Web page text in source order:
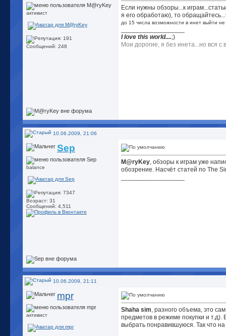
активист
Сообщений: 248
Если нужны обзоры...к
я его обработаю), то
до 15 числа возможности в инет выйти не
I love this world....;)
Мои дорогие, я без инета...но вся
10.06.2009, 21:06
Sep
balance
Возраст: 31
Сообщений: 4,511
M@ryKey, обзоры к играм уже
обозрение. Насчёт статей по The
10.06.2009, 21:11
mpr
активист
Shaha sim, разного объема, это
предметов в режиме покупки и т.д).
выбрать понравившуюся. Так что